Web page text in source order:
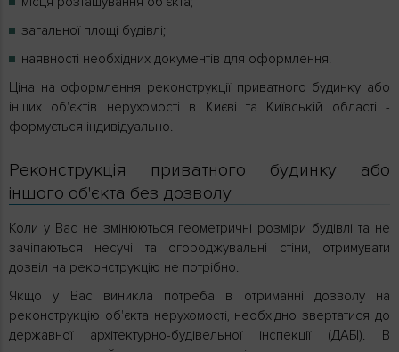
загальної площі будівлі;
наявності необхідних документів для оформлення.
Ціна на оформлення реконструкції приватного будинку або
інших об'єктів нерухомості в Києві та Київській області -
формується індивідуально.
Реконструкція приватного будинку або
іншого об'єкта без дозволу
Коли у Вас не змінюються геометричні розміри будівлі та не
зачіпаються несучі та огороджувальні стіни, отримувати
дозвіл на реконструкцію не потрібно.
Якщо у Вас виникла потреба в отриманні дозволу на
реконструкцію об'єкта нерухомості, необхідно звертатися до
державної архітектурно-будівельної інспекції (ДАБІ). В